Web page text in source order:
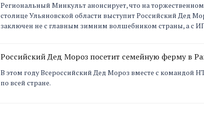
Региональный Минкульт анонсирует, что на
столице Ульяновской области выступит Российский Дед
заключен не с главным зимним волшебником страны, а с
Российский Дед Мороз посетит семейную ферму в
В этом году Всероссийский Дед Мороз вместе с командой
по всей стране.